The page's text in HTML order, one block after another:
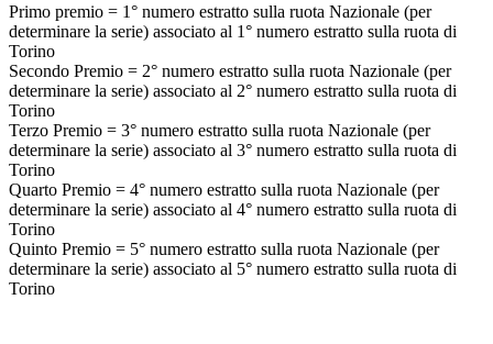
Primo premio = 1° numero estratto sulla ruota Nazionale (per
determinare la serie) associato al 1° numero estratto sulla ruota di
Torino
Secondo Premio = 2° numero estratto sulla ruota Nazionale (per
determinare la serie) associato al 2° numero estratto sulla ruota di
Torino
Terzo Premio = 3° numero estratto sulla ruota Nazionale (per
determinare la serie) associato al 3° numero estratto sulla ruota di
Torino
Quarto Premio = 4° numero estratto sulla ruota Nazionale (per
determinare la serie) associato al 4° numero estratto sulla ruota di
Torino
Quinto Premio = 5° numero estratto sulla ruota Nazionale (per
determinare la serie) associato al 5° numero estratto sulla ruota di
Torino